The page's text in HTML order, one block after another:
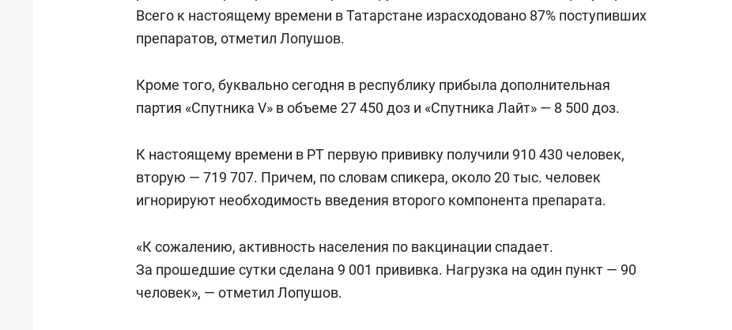
Всего к настоящему времени в Татарстане израсходовано 87% поступивших
препаратов, отметил Лопушов.
Кроме того, буквально сегодня в республику прибыла дополнительная
партия «Спутника V» в объеме 27 450 доз и «Спутника Лайт» — 8 500 доз.
К настоящему времени в РТ первую прививку получили 910 430 человек,
вторую — 719 707. Причем, по словам спикера, около 20 тыс. человек
игнорируют необходимость введения второго компонента препарата.
«К сожалению, активность населения по вакцинации спадает.
За прошедшие сутки сделана 9 001 прививка. Нагрузка на один пункт — 90
человек», — отметил Лопушов.
состоянием как основа
антихрупких команд